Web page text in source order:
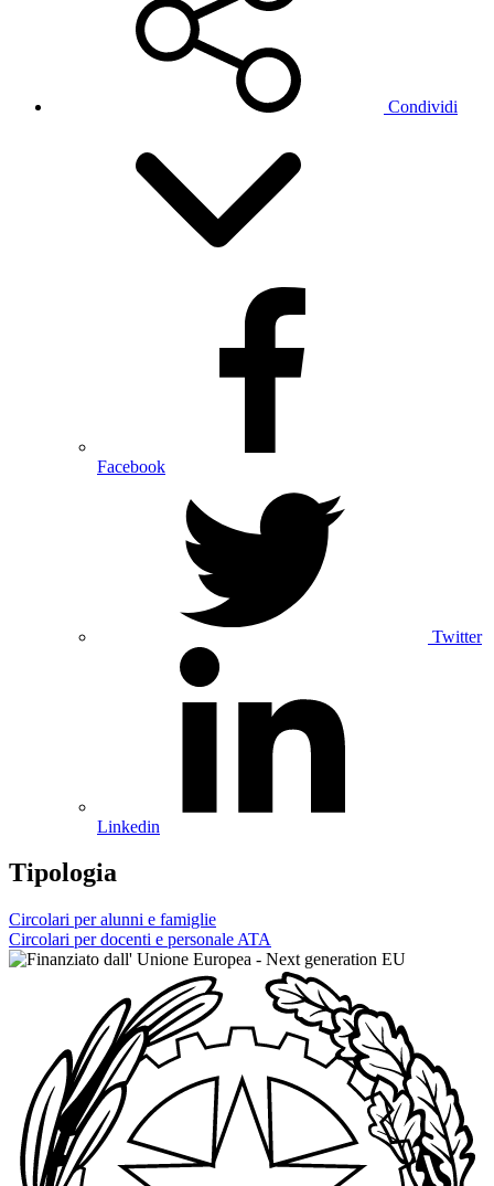
Condividi
Facebook
Twitter
Linkedin
Tipologia
Circolari per alunni e famiglie
Circolari per docenti e personale ATA